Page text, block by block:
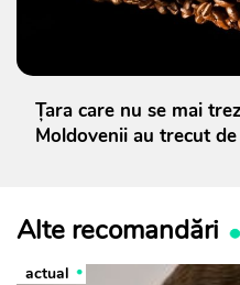
Țara care nu se mai
Moldovenii au trecut
Alte recomandări
actual